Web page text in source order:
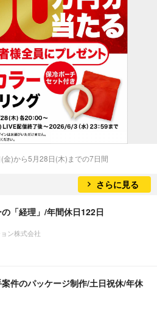
金)から5月28日(木)までの7日間
さらに見る
「経理」/年間休日122日
ン株式会社
案件のパッケージ制作/土日祝休/年休